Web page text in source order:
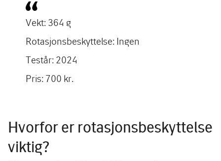
Vekt: 364 g
Rotasjonsbeskyttelse: Ingen
Testår: 2024
Pris: 700 kr.
Hvorfor er rotasjonsbeskyttelse
viktig?